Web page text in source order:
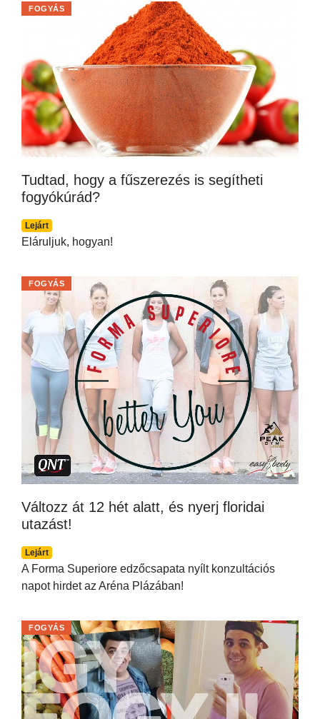
Tudtad, hogy a fűszerezés is segítheti
fogyókúrád?
Lejárt
FOGYÁS
Eláruljuk, hogyan!
Változz át 12 hét alatt, és nyerj floridai
utazást!
Lejárt
FOGYÁS
A Forma Superiore edzőcsapata nyílt konzultációs
napot hirdet az Aréna Plázában!
FOGYÁS